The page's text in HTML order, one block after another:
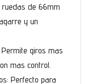
ruedas de 66mm
y un
giros mas
mas control.
Perfecto para